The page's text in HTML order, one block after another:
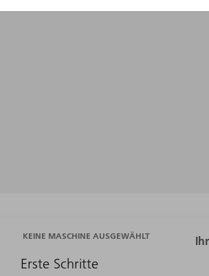
Erste Schritte
KEINE MASCHINE AUSGEWÄHLT